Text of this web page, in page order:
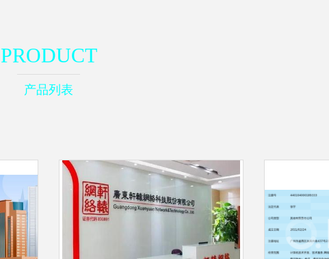
PRODUCT
产品列表